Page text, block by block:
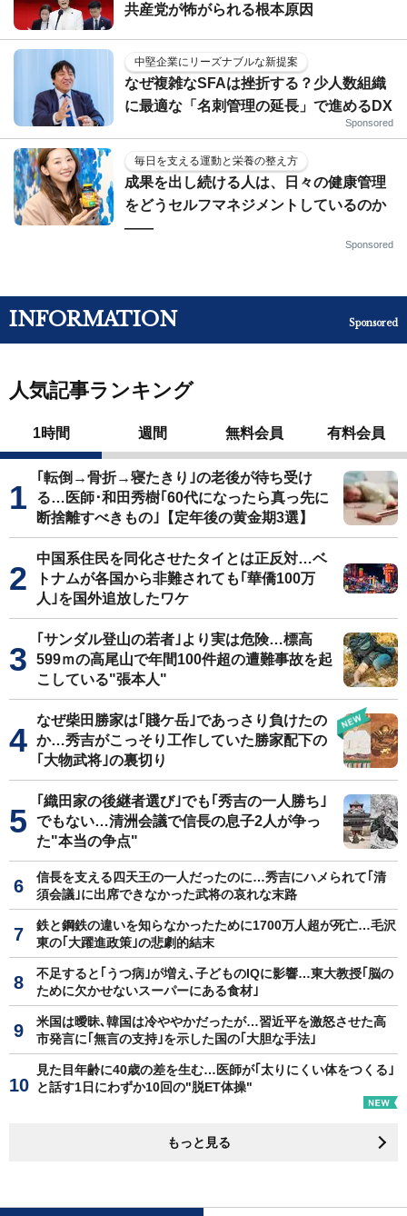
共産党が怖がられる根本原因
中堅企業にリーズナブルな新提案
なぜ複雑なSFAは挫折する？少人数組織
に最適な「名刺管理の延長」で進めるDX
Sponsored
毎日を支える運動と栄養の整え方
成果を出し続ける人は、日々の健康管理
をどうセルフマネジメントしているのか
——
Sponsored
INFORMATION Sponsored
人気記事ランキング
1時間 週間 無料会員 有料会員
｢転倒→骨折→寝たきり｣の老後が待ち受け
る…医師･和田秀樹｢60代になったら真っ先に
断捨離すべきもの｣【定年後の黄金期3選】
中国系住民を同化させたタイとは正反対…ベ
トナムが各国から非難されても｢華僑100万
人｣を国外追放したワケ
｢サンダル登山の若者｣より実は危険…標高
599ｍの高尾山で年間100件超の遭難事故を起
こしている"張本人"
なぜ柴田勝家は｢賤ケ岳｣であっさり負けたの
か…秀吉がこっそり工作していた勝家配下の
｢大物武将｣の裏切り
｢織田家の後継者選び｣でも｢秀吉の一人勝ち｣
でもない…清洲会議で信長の息子2人が争っ
た"本当の争点"
信長を支える四天王の一人だったのに…秀吉にハメられて｢清
須会議｣に出席できなかった武将の哀れな末路
鉄と鋼鉄の違いを知らなかったために1700万人超が死亡…毛沢
東の｢大躍進政策｣の悲劇的結末
不足すると｢うつ病｣が増え､子どものIQに影響…東大教授｢脳の
ために欠かせないスーパーにある食材｣
米国は曖昧､韓国は冷ややかだったが…習近平を激怒させた高
市発言に｢無言の支持｣を示した国の｢大胆な手法｣
見た目年齢に40歳の差を生む…医師が｢太りにくい体をつくる｣
と話す1日にわずか10回の"脱ET体操"
もっと見る